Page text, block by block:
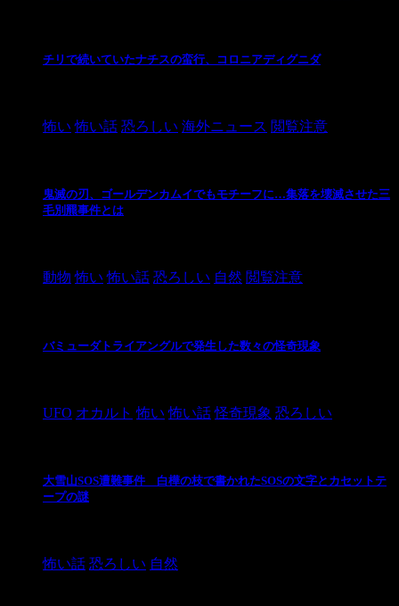
チリで続いていたナチスの蛮行、コロニアディグニダ
怖い 怖い話 恐ろしい 海外ニュース 閲覧注意
鬼滅の刃、ゴールデンカムイでもモチーフに…集落を壊滅させた三
毛別羆事件とは
動物 怖い 怖い話 恐ろしい 自然 閲覧注意
バミューダトライアングルで発生した数々の怪奇現象
UFO オカルト 怖い 怖い話 怪奇現象 恐ろしい
大雪山SOS遭難事件 白樺の枝で書かれたSOSの文字とカセットテ
ープの謎
怖い話 恐ろしい 自然